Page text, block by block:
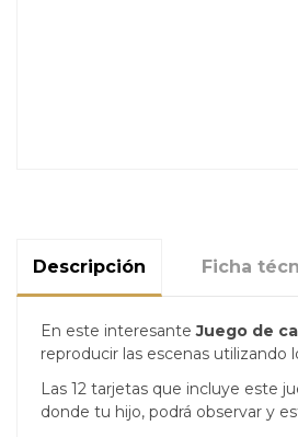
Descripción Ficha
En este interesante Juego de
reproducir las escenas utilizando
Las 12 tarjetas que incluye este
donde tu hijo, podrá observar y